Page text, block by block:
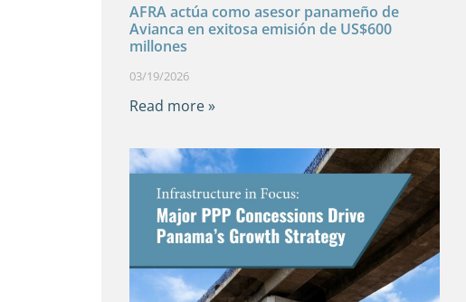
AFRA actúa como asesor panameño de
Avianca en exitosa emisión de US$600
millones
03/19/2026
Read more »